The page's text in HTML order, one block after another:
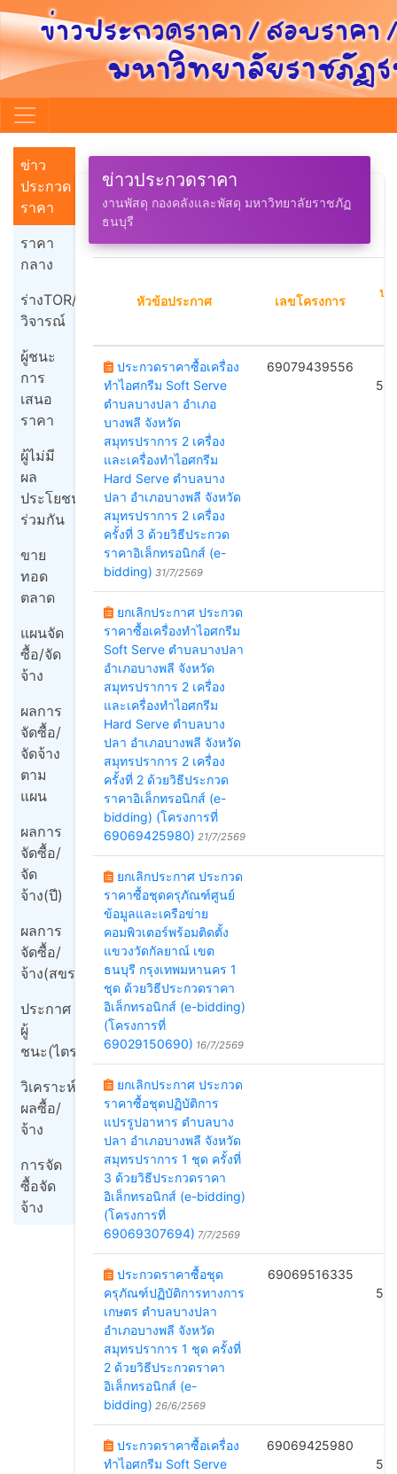
ข่าว
ประกวด
ราคา
ราคา
กลาง
ร่างTOR/
วิจารณ์
ผู้ชนะ
การ
เสนอ
ราคา
ผู้ไม่มี
ผล
ประโยชน์
ร่วมกัน
ขาย
ทอด
ตลาด
แผนจัด
ซื้อ/จัด
จ้าง
ผลการ
จัดซื้อ/
จัดจ้าง
ตาม
แผน
ผลการ
จัดซื้อ/
จัด
จ้าง(ปี)
ผลการ
จัดซื้อ/
จ้าง(สขร1)
ประกาศ
ผู้
ชนะ(ไตรมาส)
วิเคราะห์
ผลซื้อ/
จ้าง
การจัด
ซื้อจัด
จ้าง
ข่าวประกวดราคา
งานพัสดุ กองคลังและพัสดุ มหาวิทยาลัยราชภัฏ
ธนบุรี
หัวข้อประกาศ เลขโครงการ
ปร
ประกวดราคาซื้อเครื่อง
ทำไอศกรีม Soft Serve
ตำบลบางปลา อำเภอ
บางพลี จังหวัด
สมุทรปราการ 2 เครื่อง
และเครื่องทำไอศกรีม
Hard Serve ตำบลบาง
ปลา อำเภอบางพลี จังหวัด
สมุทรปราการ 2 เครื่อง
ครั้งที่ 3 ด้วยวิธีประกวด
ราคาอิเล็กทรอนิกส์ (e-
bidding) 31/7/2569
69079439556
ยกเลิกประกาศ ประกวด
ราคาซื้อเครื่องทำไอศกรีม
Soft Serve ตำบลบางปลา
อำเภอบางพลี จังหวัด
สมุทรปราการ 2 เครื่อง
และเครื่องทำไอศกรีม
Hard Serve ตำบลบาง
ปลา อำเภอบางพลี จังหวัด
สมุทรปราการ 2 เครื่อง
ครั้งที่ 2 ด้วยวิธีประกวด
ราคาอิเล็กทรอนิกส์ (e-
bidding) (โครงการที่
69069425980) 21/7/2569
ยกเลิกประกาศ ประกวด
ราคาซื้อชุดครุภัณฑ์ศูนย์
ข้อมูลและเครือข่าย
คอมพิวเตอร์พร้อมติดตั้ง
แขวงวัดกัลยาณ์ เขต
ธนบุรี กรุงเทพมหานคร 1
ชุด ด้วยวิธีประกวดราคา
อิเล็กทรอนิกส์ (e-bidding)
(โครงการที่
69029150690) 16/7/2569
ยกเลิกประกาศ ประกวด
ราคาซื้อชุดปฏิบัติการ
แปรรูปอาหาร ตำบลบาง
ปลา อำเภอบางพลี จังหวัด
สมุทรปราการ 1 ชุด ครั้งที่
3 ด้วยวิธีประกวดราคา
อิเล็กทรอนิกส์ (e-bidding)
(โครงการที่
69069307694) 7/7/2569
ประกวดราคาซื้อชุด
ครุภัณฑ์ปฏิบัติการทางการ
เกษตร ตำบลบางปลา
อำเภอบางพลี จังหวัด
สมุทรปราการ 1 ชุด ครั้งที่
2 ด้วยวิธีประกวดราคา
อิเล็กทรอนิกส์ (e-
bidding) 26/6/2569
69069516335
ประกวดราคาซื้อเครื่อง
ทำไอศกรีม Soft Serve
69069425980